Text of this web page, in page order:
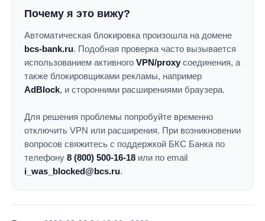
Почему я это вижу?
Автоматическая блокировка произошла на домене
bcs-bank.ru. Подобная проверка часто вызывается
использованием активного VPN/proxy соединения, а
также блокировщиками рекламы, например
AdBlock, и сторонними расширениями браузера.
Для решения проблемы попробуйте временно
отключить VPN или расширения. При возникновении
вопросов свяжитесь с поддержкой БКС Банка по
телефону 8 (800) 500-16-18 или по email
i_was_blocked@bcs.ru.